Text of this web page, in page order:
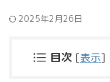
2025年2月26日
目次 [表示]